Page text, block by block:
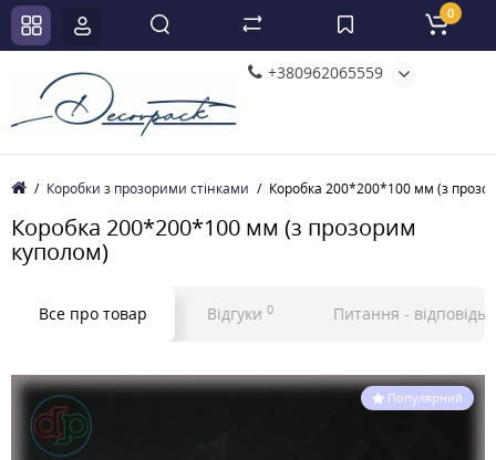
+380962065559
0
Коробки з прозорими стінками Коробка 200*200*100 мм (з
Коробка 200*200*100 мм (з прозорим
куполом)
Все про товар Відгуки 0 Питання - відповідь
Популярний